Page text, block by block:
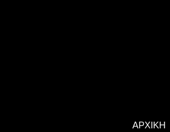
ΑΡΧΙΚΗ